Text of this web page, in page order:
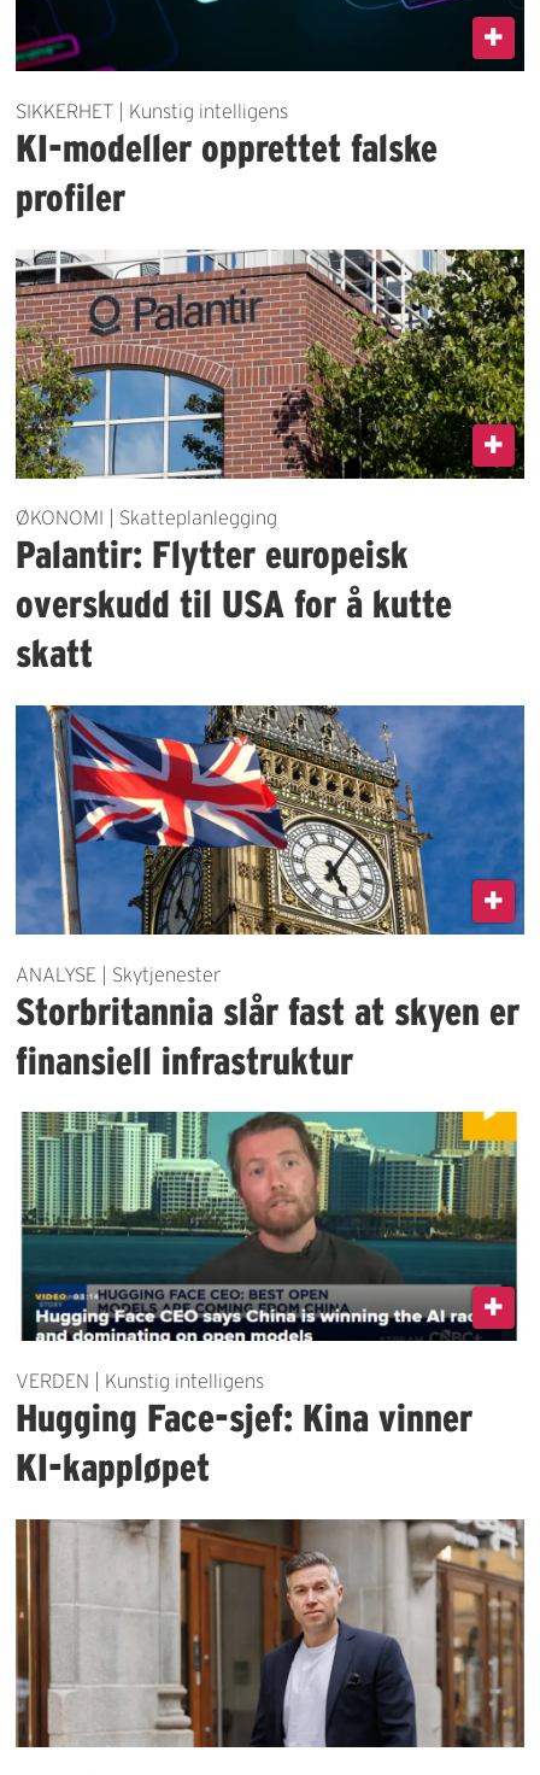
SIKKERHET | Kunstig intelligens
KI-modeller opprettet falske
profiler
ØKONOMI | Skatteplanlegging
Palantir: Flytter europeisk
overskudd til USA for å kutte
skatt
ANALYSE | Skytjenester
Storbritannia slår fast at skyen er
finansiell infrastruktur
VERDEN | Kunstig intelligens
Hugging Face-sjef: Kina vinner
KI-kappløpet